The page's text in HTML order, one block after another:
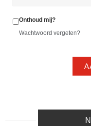
Onthoud mij?
Wachtwoord vergeten?